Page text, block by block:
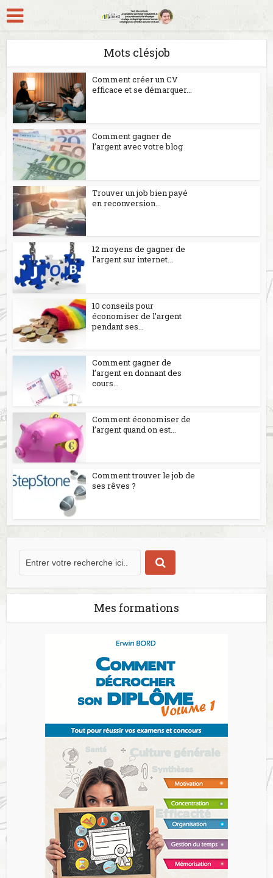
Mots clésjob
Comment créer un CV
efficace et se démarquer...
Comment gagner de
l’argent avec votre blog
Trouver un job bien payé
en reconversion...
12 moyens de gagner de
l’argent sur internet...
10 conseils pour
économiser de l’argent
pendant ses...
Comment gagner de
l’argent en donnant des
cours...
Comment économiser de
l’argent quand on est...
Comment trouver le job de
ses rêves ?
Mes formations